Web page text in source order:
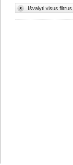
Išvalyti visus filtrus